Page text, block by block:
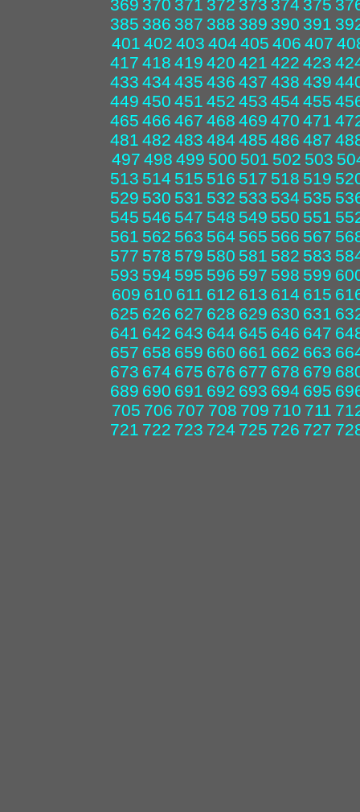
369 370 371 372 373 374 375
385 386 387 388 389 390 391
401 402 403 404 405 406 407
417 418 419 420 421 422 423
433 434 435 436 437 438 439
449 450 451 452 453 454 455
465 466 467 468 469 470 471
481 482 483 484 485 486 487
497 498 499 500 501 502 503
513 514 515 516 517 518 519
529 530 531 532 533 534 535
545 546 547 548 549 550 551
561 562 563 564 565 566 567
577 578 579 580 581 582 583
593 594 595 596 597 598 599
609 610 611 612 613 614 615
625 626 627 628 629 630 631
641 642 643 644 645 646 647
657 658 659 660 661 662 663
673 674 675 676 677 678 679
689 690 691 692 693 694 695
705 706 707 708 709 710 711
721 722 723 724 725 726 727